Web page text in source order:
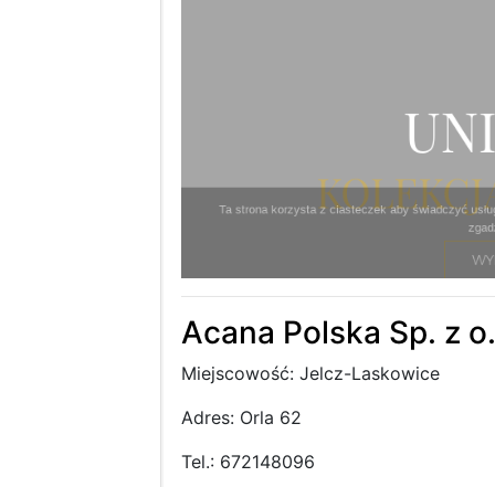
Acana Polska Sp. z
Miejscowość: Jelcz-Laskowice
Adres: Orla 62
Tel.: 672148096